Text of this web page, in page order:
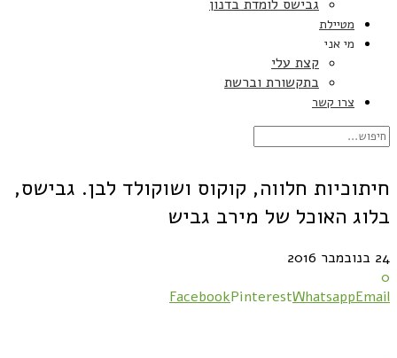
גבישס לומדת בדנון
מטיילת
מי אני
קצת עלי
בתקשורת וברשת
צרו קשר
חיתוכיות חלווה, קוקוס ושוקולד לבן. גבישס,
בלוג האוכל של מירב גביש
24 בנובמבר 2016
0
FacebookPinterestWhatsappEmail